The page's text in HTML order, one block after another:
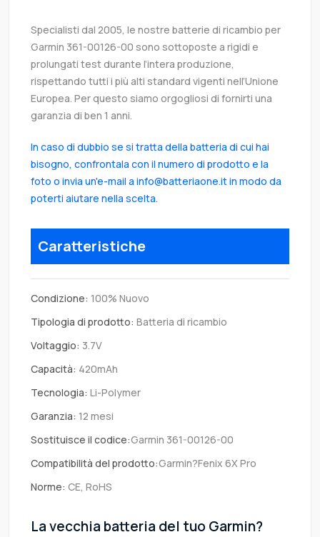
Specialisti dal 2005, le nostre batterie di ricambio per
Garmin 361-00126-00 sono sottoposte a rigidi e
prolungati test durante l’intera produzione,
rispettando tutti i più alti standard vigenti nell’Unione
Europea. Per questo siamo orgogliosi di fornirti una
garanzia di ben 1 anni.
In caso di dubbio se si tratta della batteria di cui hai
bisogno, confrontala con il numero di prodotto e la
foto o invia un'e-mail a info@batteriaone.it in modo da
poterti aiutare nella scelta.
Caratteristiche
Condizione: 100% Nuovo
Tipologia di prodotto: Batteria di ricambio
Voltaggio: 3.7V
Capacità: 420mAh
Tecnologia: Li-Polymer
Garanzia: 12 mesi
Sostituisce il codice:Garmin 361-00126-00
Compatibilità del prodotto:Garmin?Fenix 6X Pro
Norme: CE, RoHS
La vecchia batteria del tuo Garmin?